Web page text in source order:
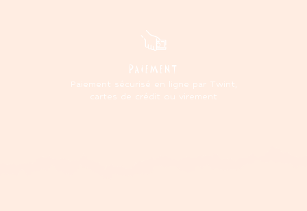
PAIEMENT
Paiement sécurisé en ligne par Twint,
cartes de crédit ou virement